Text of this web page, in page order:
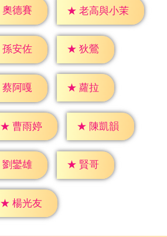
奧德賽 ★ 老高與小茉
孫安佐 ★ 狄鶯
蔡阿嘎 ★ 蘿拉
★ 曹雨婷 ★ 陳凱韻
劉鑾雄 ★ 賢哥
★ 楊光友